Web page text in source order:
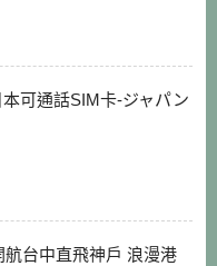
可通話SIM卡-ジャパン
航台中直飛神戶 浪漫港